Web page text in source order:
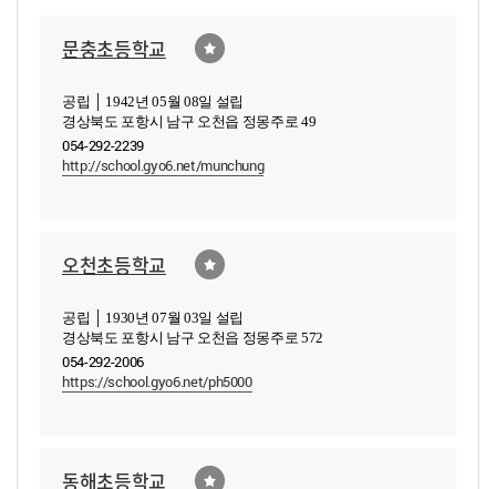
문충초등학교
공립 │ 1942년 05월 08일 설립
경상북도 포항시 남구 오천읍 정몽주로 49
054-292-2239
http://school.gyo6.net/munchung
오천초등학교
공립 │ 1930년 07월 03일 설립
경상북도 포항시 남구 오천읍 정몽주로 572
054-292-2006
https://school.gyo6.net/ph5000
동해초등학교